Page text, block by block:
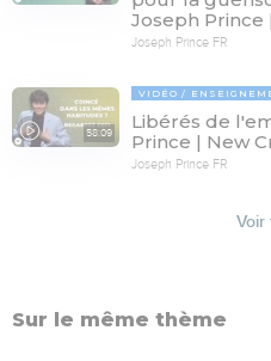
Joseph Prince
Joseph Prince FR
58:09
VIDÉO
Libérés de
Prince | New
Joseph Prince FR
Voir
Sur le même thème